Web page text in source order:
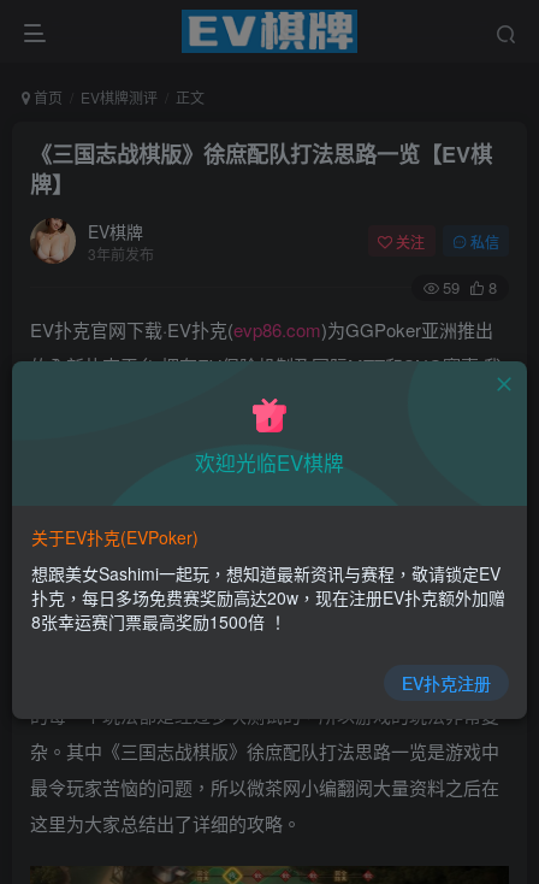
首页 EV棋牌测评 正文
《三国志战棋版》徐庶配队打法思路一览【EV棋
牌】
EV棋牌
3年前发布
关注 私信
59 8
EV扑克官网下载·EV扑克(evp86.com)为GGPoker亚洲推出
的全新扑克平台,拥有EV保险机制及国际MTT和SNG赛事,我
们具备完善的国际认可,致力提供国内最公平与公正的竞技环
EV扑克|EV扑克官网|EV扑克下载|EV扑克电脑版|EV扑克娱
乐场|EV扑克小游戏——EV扑克导航(www.evpks.com)
EV扑克|EV扑克官网|EV扑克娱乐场|EV扑克保险|EV扑克娱
乐场|EV扑克游戏网址发布页——EV扑克下载
(www.evpk66.com)
三国志战棋版是一款经过多年研发打磨的游戏，游戏中
的每一个玩法都是经过多次测试的，所以游戏的玩法非常复
杂。其中《三国志战棋版》徐庶配队打法思路一览是游戏中
最令玩家苦恼的问题，所以微茶网小编翻阅大量资料之后在
这里为大家总结出了详细的攻略。
欢迎光临EV棋牌
关于EV扑克(EVPoker)
想跟美女Sashimi一起玩，想知道最新资讯与赛程，敬请锁定EV
扑克，每日多场免费赛奖励高达20w，现在注册EV扑克额外加赠
8张幸运赛门票最高奖励1500倍 ！
EV扑克注册